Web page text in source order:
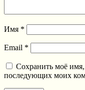
Имя *
Email *
Сохранить моё имя,
последующих моих